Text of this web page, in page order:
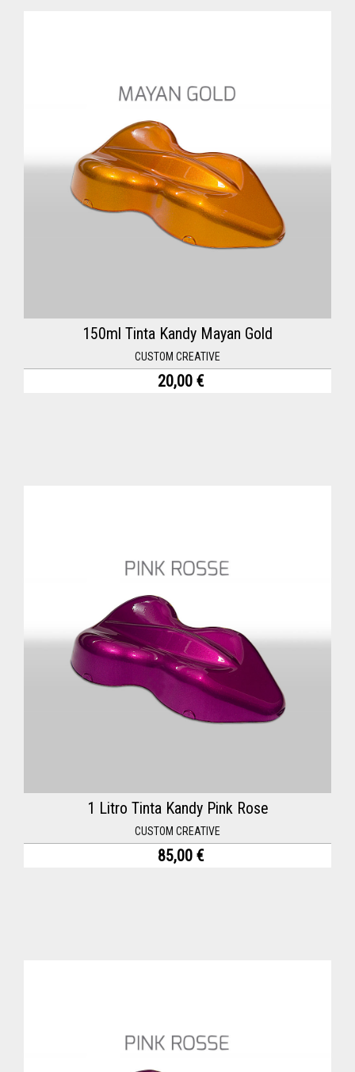
150ml Tinta Kandy Mayan Gold
CUSTOM CREATIVE
20,00 €
1 Litro Tinta Kandy Pink Rose
CUSTOM CREATIVE
85,00 €